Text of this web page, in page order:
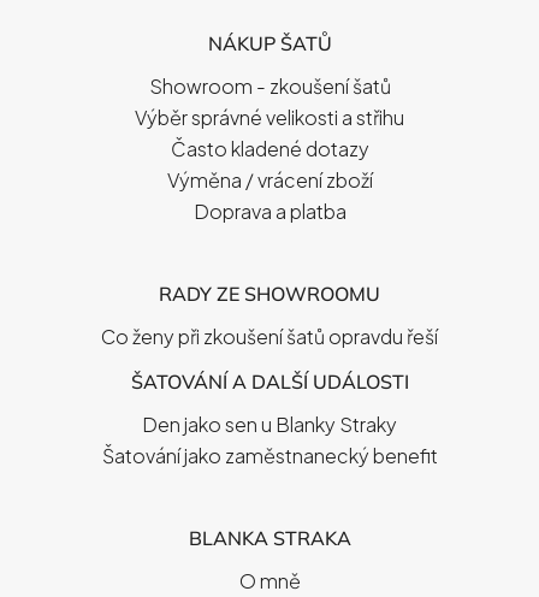
NÁKUP ŠATŮ
Showroom - zkoušení šatů
Výběr správné velikosti a střihu
Často kladené dotazy
Výměna / vrácení zboží
Doprava a platba
RADY ZE SHOWROOMU
Co ženy při zkoušení šatů opravdu řeší
ŠATOVÁNÍ A DALŠÍ UDÁLOSTI
Den jako sen u Blanky Straky
Šatování jako zaměstnanecký benefit
BLANKA STRAKA
O mně